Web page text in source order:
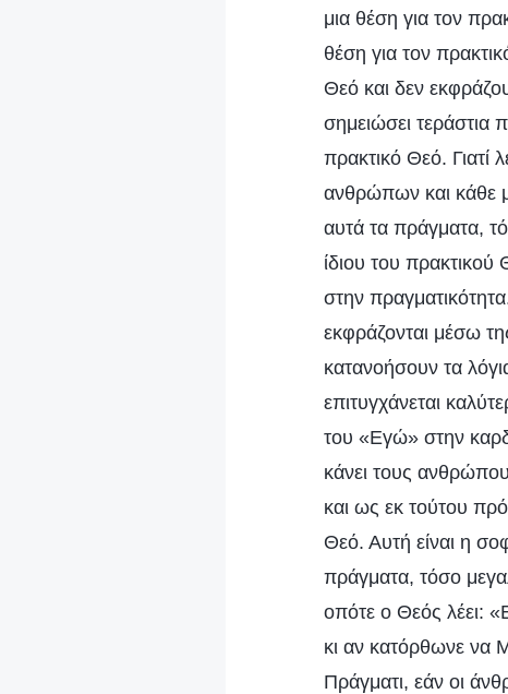
μια θέση για τον
θέση για τον
Θεό και δεν
σημειώσει τεράστια
πρακτικό Θεό.
ανθρώπων και κάθε
αυτά τα πράγματα,
ίδιου του
στην
εκφράζονται μέσω
κατανοήσουν τα
επιτυγχάνεται
του «Εγώ» στην
κάνει τους
και ως εκ τούτου
Θεό. Αυτή είναι η
πράγματα, τόσο
οπότε ο Θεός λέει:
κι αν κατόρθωνε να
Πράγματι, εάν οι